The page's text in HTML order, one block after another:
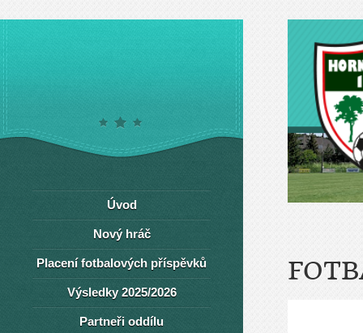
Úvod
Nový hráč
Placení fotbalových příspěvků
Výsledky 2025/2026
Partneři oddílu